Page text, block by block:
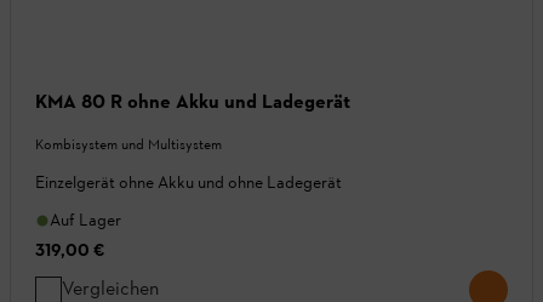
KMA 80 R ohne Akku und Ladegerät
Kombisystem und Multisystem
Einzelgerät ohne Akku und ohne Ladegerät
Auf Lager
319,00 €
Vergleichen